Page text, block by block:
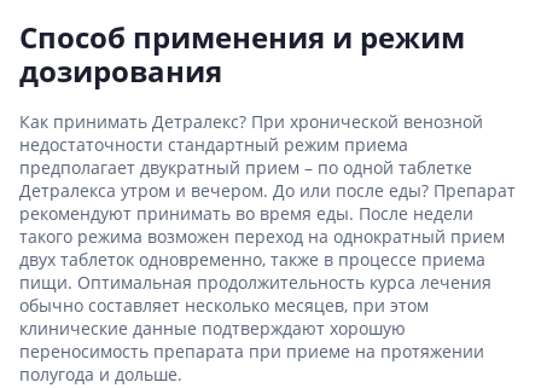
Способ применения и режим
дозирования
Как принимать Детралекс? При хронической венозной
недостаточности стандартный режим приема
предполагает двукратный прием – по одной таблетке
Детралекса утром и вечером. До или после еды? Препарат
рекомендуют принимать во время еды. После недели
такого режима возможен переход на однократный прием
двух таблеток одновременно, также в процессе приема
пищи. Оптимальная продолжительность курса лечения
обычно составляет несколько месяцев, при этом
клинические данные подтверждают хорошую
переносимость препарата при приеме на протяжении
полугода и дольше.